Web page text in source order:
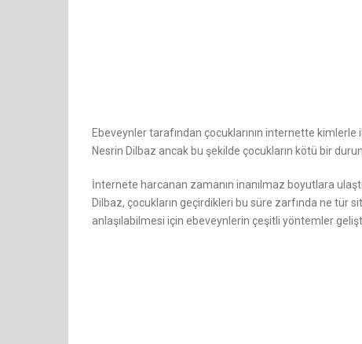
Ebeveynler tarafından çocuklarının internette
Nesrin Dilbaz ancak bu şekilde çocukların kötü bir
İnternete harcanan zamanın inanılmaz boyutlara
Dilbaz, çocukların geçirdikleri bu süre zarfında ne tür
anlaşılabilmesi için ebeveynlerin çeşitli yöntemler